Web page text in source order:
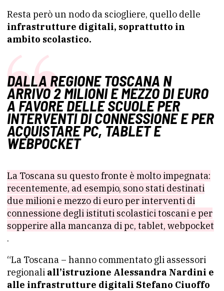
Resta però un nodo da sciogliere, quello delle
infrastrutture digitali, soprattutto in
ambito scolastico.
DALLA REGIONE TOSCANA N
ARRIVO 2 MILIONI E MEZZO DI EURO
A FAVORE DELLE SCUOLE PER
INTERVENTI DI CONNESSIONE E PER
ACQUISTARE PC, TABLET E
WEBPOCKET
La Toscana su questo fronte è molto impegnata:
recentemente, ad esempio, sono stati destinati
due milioni e mezzo di euro per interventi di
connessione degli istituti scolastici toscani e per
sopperire alla mancanza di pc, tablet, webpocket
.
“La Toscana – hanno commentato gli assessori
regionali all’istruzione Alessandra Nardini e
alle infrastrutture digitali Stefano Ciuoffo